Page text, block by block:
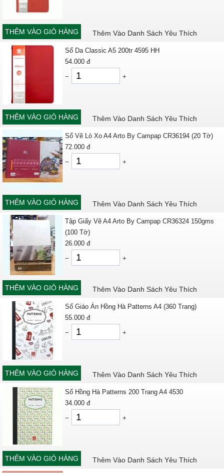
THÊM VÀO GIỎ HÀNG Thêm Vào Danh Sách Yêu Thích
Sổ Da Classic A5 200tr 4595 HH
54.000 đ
−
+
THÊM VÀO GIỎ HÀNG Thêm Vào Danh Sách Yêu Thích
Sổ Vẽ Lò Xo A4 Arto By Campap CR36194 (20 Tờ)
72.000 đ
−
+
THÊM VÀO GIỎ HÀNG Thêm Vào Danh Sách Yêu Thích
Tập Giấy Vẽ A4 Arto By Campap CR36324 150gms
(100 Tờ)
26.000 đ
−
+
THÊM VÀO GIỎ HÀNG Thêm Vào Danh Sách Yêu Thích
Sổ Giáo Án Hồng Hà Patterns A4 (360 Trang)
55.000 đ
−
+
THÊM VÀO GIỎ HÀNG Thêm Vào Danh Sách Yêu Thích
Sổ Hồng Hà Patterns 200 Trang A4 4530
34.000 đ
−
+
THÊM VÀO GIỎ HÀNG Thêm Vào Danh Sách Yêu Thích